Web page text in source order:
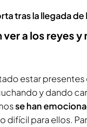
tras la llegada de
a los reyes
estar
y dando
se han
difícil para ellos.